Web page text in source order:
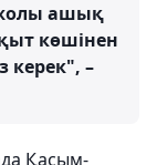
ашық
көшінен
керек", –
Қасым-